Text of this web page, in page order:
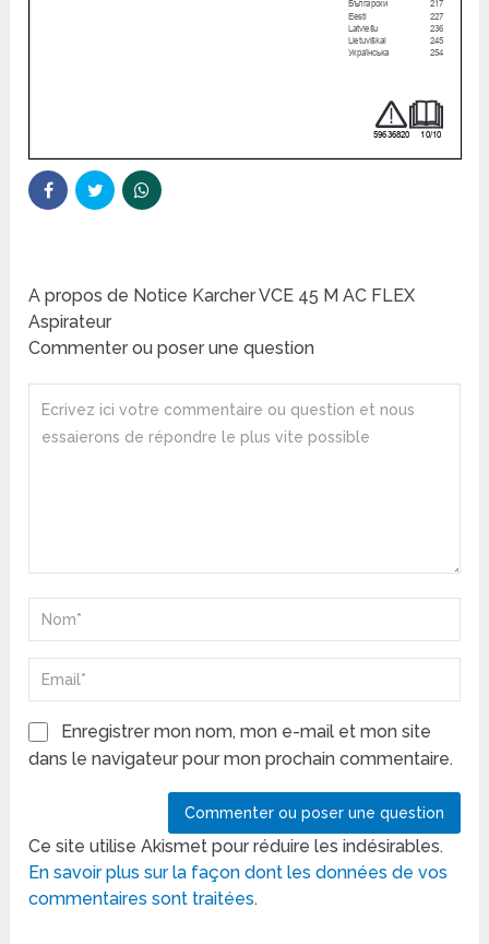
A propos de Notice Karcher VCE 45 M AC FLEX
Aspirateur
Commenter ou poser une question
Enregistrer mon nom, mon e-mail et mon site
dans le navigateur pour mon prochain commentaire.
Ce site utilise Akismet pour réduire les indésirables.
En savoir plus sur la façon dont les données de vos
commentaires sont traitées.